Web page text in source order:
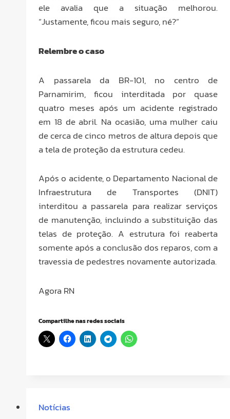
ele avalia que a situação melhorou.
“Justamente, ficou mais seguro, né?”
Relembre o caso
A passarela da BR-101, no centro de
Parnamirim, ficou interditada por quase
quatro meses após um acidente registrado
em 18 de abril. Na ocasião, uma mulher caiu
de cerca de cinco metros de altura depois que
a tela de proteção da estrutura cedeu.
Após o acidente, o Departamento Nacional de
Infraestrutura de Transportes (DNIT)
interditou a passarela para realizar serviços
de manutenção, incluindo a substituição das
telas de proteção. A estrutura foi reaberta
somente após a conclusão dos reparos, com a
travessia de pedestres novamente autorizada.
Agora RN
Compartilhe nas redes sociais
Notícias